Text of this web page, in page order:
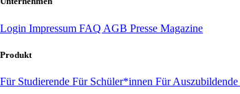
Login Impressum FAQ AGB Presse Magazine
Produkt
Für Studierende Für Schüler*innen Für Auszubildende